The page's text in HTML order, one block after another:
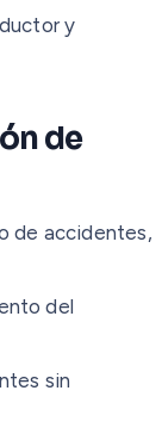
y
de
de accidentes,
del
sin